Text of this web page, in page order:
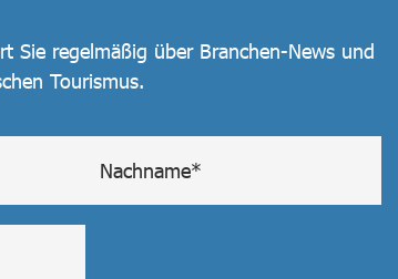
Sie regelmäßig über Branchen-News und
Tourismus.